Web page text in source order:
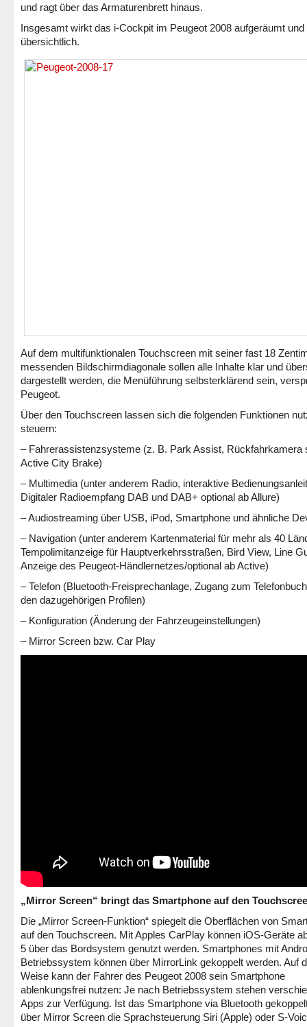
und ragt über das Armaturenbrett hinaus.
Insgesamt wirkt das i-Cockpit im Peugeot 2008 aufgeräumt und
übersichtlich.
Auf dem multifunktionalen Touchscreen mit seiner fast 18
messenden Bildschirmdiagonale sollen alle Inhalte klar und
dargestellt werden, die Menüführung selbsterklärend sein,
Peugeot.
Über den Touchscreen lassen sich die folgenden Funktionen
steuern:
– Fahrerassistenzsysteme (z. B. Park Assist, Rückfahrkamera
Active City Brake)
– Multimedia (unter anderem Radio, interaktive
Digitaler Radioempfang DAB und DAB+ optional ab Allure)
– Audiostreaming über USB, iPod, Smartphone und ähnliche
– Navigation (unter anderem Kartenmaterial für mehr als 40
Tempolimitanzeige für Hauptverkehrsstraßen, Bird View, Line
Anzeige des Peugeot-Händlernetzes/optional ab Active)
– Telefon (Bluetooth-Freisprechanlage, Zugang zum
den dazugehörigen Profilen)
– Konfiguration (Änderung der Fahrzeugeinstellungen)
– Mirror Screen bzw. Car Play
„Mirror Screen“ bringt das Smartphone auf den
Die „Mirror Screen-Funktion“ spiegelt die Oberflächen von
auf den Touchscreen. Mit Apples CarPlay können iOS-Geräte
5 über das Bordsystem genutzt werden. Smartphones mit
Betriebssystem können über MirrorLink gekoppelt werden. Auf
Weise kann der Fahrer des Peugeot 2008 sein Smartphone
ablenkungsfrei nutzen: Je nach Betriebssystem stehen
Apps zur Verfügung. Ist das Smartphone via Bluetooth
über Mirror Screen die Sprachsteuerung Siri (Apple) oder S-